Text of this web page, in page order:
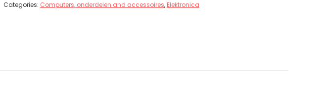
Categories: Computers, onderdelen and accessoires, Elektronica